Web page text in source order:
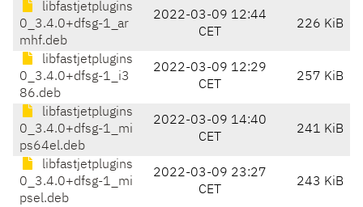
libfastjetplugins
0_3.4.0+dfsg-1_ar
mhf.deb
2022-03-09 12:44
CET
226 KiB
libfastjetplugins
0_3.4.0+dfsg-1_i3
86.deb
2022-03-09 12:29
CET
257 KiB
libfastjetplugins
0_3.4.0+dfsg-1_mi
ps64el.deb
2022-03-09 14:40
CET
241 KiB
libfastjetplugins
0_3.4.0+dfsg-1_mi
psel.deb
2022-03-09 23:27
CET
243 KiB